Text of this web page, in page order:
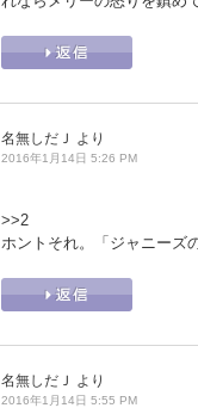
名無しだＪ より
2016年1月14日 5:26 PM
>>2
ホントそれ。「ジャニーズ
名無しだＪ より
2016年1月14日 5:55 PM